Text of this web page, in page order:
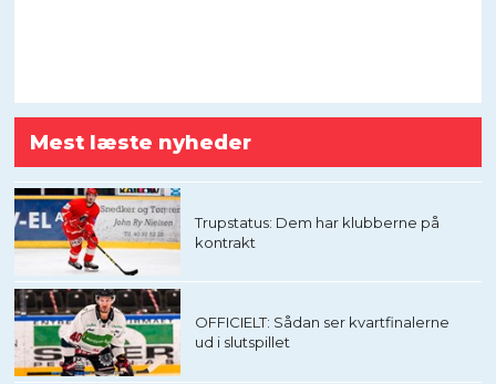
Mest læste nyheder
Trupstatus: Dem har klubberne på
kontrakt
OFFICIELT: Sådan ser kvartfinalerne
ud i slutspillet